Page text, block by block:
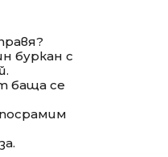
буркан с
баща се